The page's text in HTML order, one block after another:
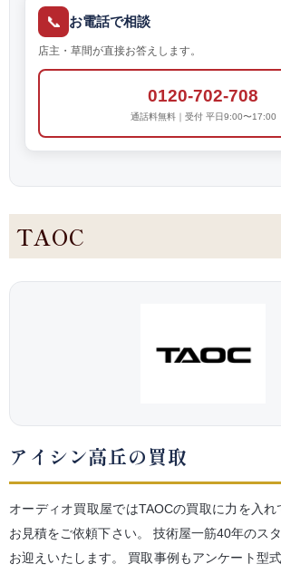
📞 お電話で相談
店主・草間が直接お答えします。
0120-702-708
通話料無料｜受付 平日9:00〜17:00
TAOC
アイシン高丘の買取
オーディオ買取屋ではTAOCの買取に力を入れ
お見積をご依頼下さい。
技術屋一筋40年のス
お迎えいたします。
買取事例もアンケート型